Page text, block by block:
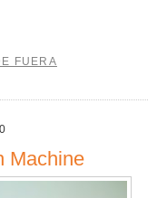
FUERA
Machine